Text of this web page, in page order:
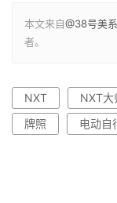
本文来自@38号美
者。
NXT NXT大
牌照
电动自